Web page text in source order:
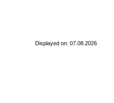
Displayed on: 07.08.2026